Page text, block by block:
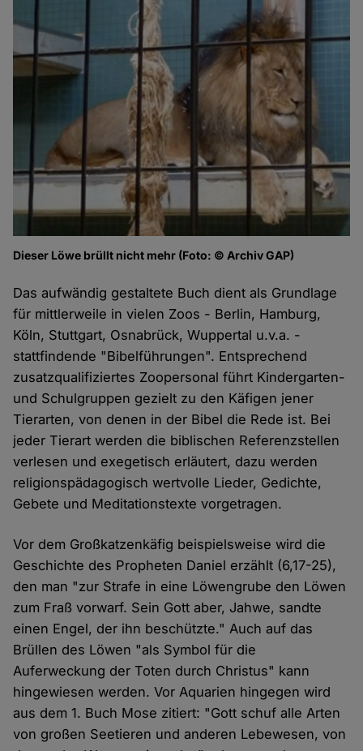
Dieser Löwe brüllt nicht mehr (Foto: © Archiv GAP)
Das aufwändig gestaltete Buch dient als Grundlage
für mittlerweile in vielen Zoos - Berlin, Hamburg,
Köln, Stuttgart, Osnabrück, Wuppertal u.v.a. -
stattfindende "Bibelführungen". Entsprechend
zusatzqualifiziertes Zoopersonal führt Kindergarten-
und Schulgruppen gezielt zu den Käfigen jener
Tierarten, von denen in der Bibel die Rede ist. Bei
jeder Tierart werden die biblischen Referenzstellen
verlesen und exegetisch erläutert, dazu werden
religionspädagogisch wertvolle Lieder, Gedichte,
Gebete und Meditationstexte vorgetragen.
Vor dem Großkatzenkäfig beispielsweise wird die
Geschichte des Propheten Daniel erzählt (6,17-25),
den man "zur Strafe in eine Löwengrube den Löwen
zum Fraß vorwarf. Sein Gott aber, Jahwe, sandte
einen Engel, der ihn beschützte." Auch auf das
Brüllen des Löwen "als Symbol für die
Auferweckung der Toten durch Christus" kann
hingewiesen werden. Vor Aquarien hingegen wird
aus dem 1. Buch Mose zitiert: "Gott schuf alle Arten
von großen Seetieren und anderen Lebewesen, von